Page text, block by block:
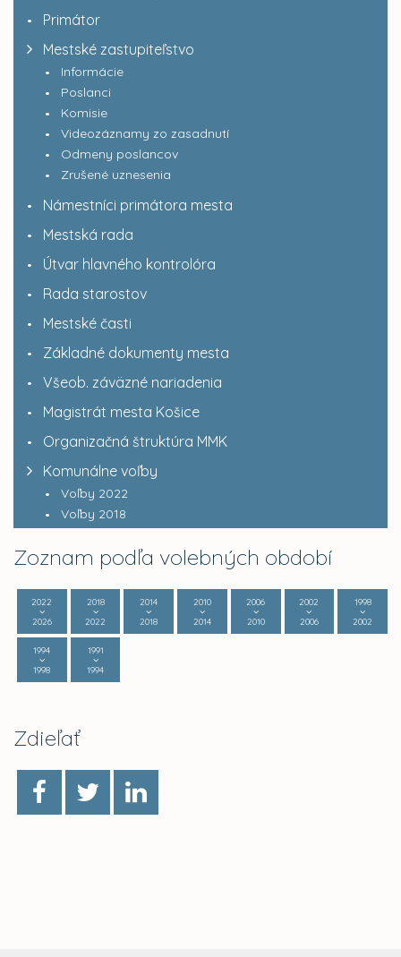
Primátor
Mestské zastupiteľstvo
Informácie
Poslanci
Komisie
Videozáznamy zo zasadnutí
Odmeny poslancov
Zrušené uznesenia
Námestníci primátora mesta
Mestská rada
Útvar hlavného kontrolóra
Rada starostov
Mestské časti
Základné dokumenty mesta
Všeob. záväzné nariadenia
Magistrát mesta Košice
Organizačná štruktúra MMK
Komunálne voľby
Voľby 2022
Voľby 2018
Zoznam podľa volebných období
2022
2026
2018
2022
2014
2018
2010
2014
2006
2010
2002
2006
1998
2002
1994
1998
1991
1994
Zdieľať